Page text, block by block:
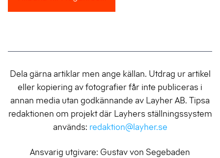
Dela gärna artiklar men ange källan. Utdrag ur artikel
eller kopiering av fotografier får inte publiceras i
annan media utan godkännande av Layher AB. Tipsa
redaktionen om projekt där Layhers ställningssystem
används: redaktion@layher.se
Ansvarig utgivare: Gustav von Segebaden